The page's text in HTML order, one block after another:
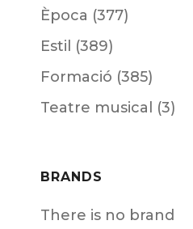
Època (377)
Estil (389)
Formació (385)
Teatre musical (3)
BRANDS
There is no brand